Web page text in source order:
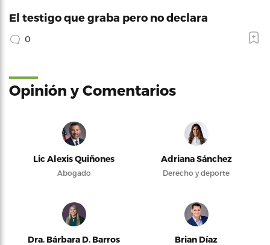
El testigo que graba pero no declara
0
Opinión y Comentarios
Lic Alexis Quiñones
Abogado
Adriana Sánchez
Derecho y deporte
Dra. Bárbara D. Barros Brian Díaz